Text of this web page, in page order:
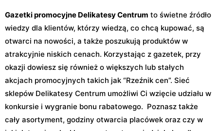
Gazetki promocyjne Delikatesy Centrum to świetne źródło
wiedzy dla klientów, którzy wiedzą, co chcą kupować, są
otwarci na nowości, a także poszukują produktów w
atrakcyjnie niskich cenach. Korzystając z gazetek, przy
okazji dowiesz się również o większych lub stałych
akcjach promocyjnych takich jak “Rzeźnik cen”. Sieć
sklepów Delikatesy Centrum umożliwi Ci wzięcie udziału w
konkursie i wygranie bonu rabatowego. Poznasz także
cały asortyment, godziny otwarcia placówek oraz czy w